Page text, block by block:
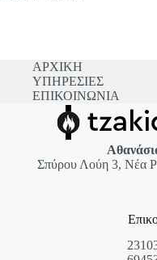
ΑΡΧΙΚΗ
ΥΠΗΡΕΣΙΕΣ
ΕΠΙΚΟΙΝΩΝΙΑ
Σπύρου Λούη 3, Νέα